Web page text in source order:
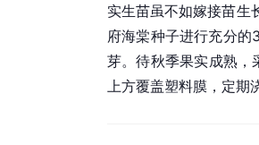
实生苗虽不如嫁接苗生
府海棠种子进行充分
芽。待秋季果实成熟，
上方覆盖塑料膜，定期